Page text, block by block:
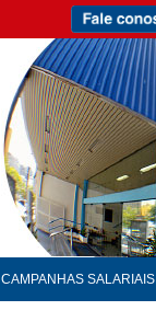
CAMPANHAS SALARIAIS